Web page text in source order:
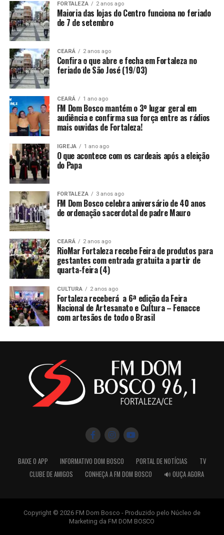
FORTALEZA 2 anos ago
Maioria das lojas do Centro funciona no feriado
de 7 de setembro
CEARÁ 2 anos ago
Confira o que abre e fecha em Fortaleza no
feriado de São José (19/03)
CEARÁ 1 ano ago
FM Dom Bosco mantém o 3º lugar geral em
audiência e confirma sua força entre as rádios
mais ouvidas de Fortaleza!
IGREJA 1 ano ago
O que acontece com os cardeais após a eleição
do Papa
FORTALEZA 3 anos ago
FM Dom Bosco celebra aniversário de 40 anos
de ordenação sacerdotal de padre Mauro
CEARÁ 2 anos ago
RioMar Fortaleza recebe Feira de produtos para
gestantes com entrada gratuita a partir de
quarta-feira (4)
CULTURA 2 anos ago
Fortaleza receberá a 6ª edição da Feira
Nacional de Artesanato e Cultura – Fenacce
com artesãos de todo o Brasil
BAIXE O APP INFORMATIVO DOM BOSCO PORTAL DE NOTÍCIAS
TV
CLUBE DE AMIGOS
CONHEÇA A FM DOM BOSCO 🔊 OUÇA AGORA
Copyright © 2026 FM Dom Bosco - Produzido pelo Núcleo de
Marketing da FM DOM BOSCO